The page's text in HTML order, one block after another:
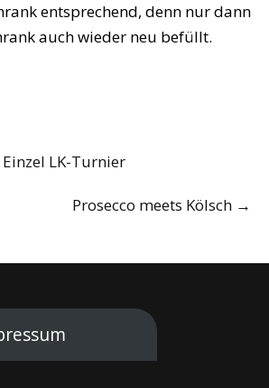
entsprechend, denn nur dann
auch wieder neu befüllt.
LK-Turnier
Prosecco meets Kölsch →